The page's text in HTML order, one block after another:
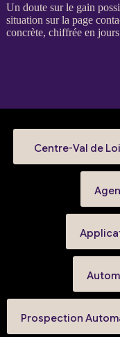
Un doute sur le gain
situation sur la page
concrète, chiffrée en
Centre-Val de
Prospection